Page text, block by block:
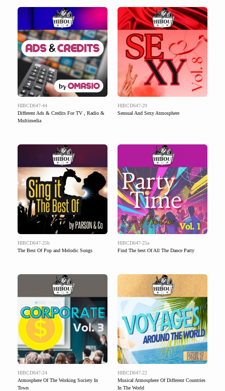
HIBCD647-44
Different Ads & Credits For TV , Radio &
Multimedia
HIBCD647-29
Sensual And Sexy Atmosphere
HIBCD647-25b
The Best Of Pop and Melodic Songs
HIBCD647-25a
Find The best Of All The Dance Party
HIBCD647-24
Atmosphere Of The Working Society In
Town
HIBCD647-22
Musical Atmosphere Of Different Countries
In The World